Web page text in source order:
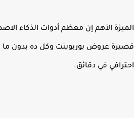
قصيرة عروض بوربوينت وكل ده بدون ما
احترافي في دقائق.